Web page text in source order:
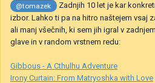
@tomazek
Zadnjih 10 let je kar
izbor. Lahko ti pa na hitro naštejem vsaj
ali manj všečnih, ki sem jih igral v
glave in v random vrstnem redu:
Gibbous - A Cthulhu Adventure
Irony Curtain: From Matryoshka with Love